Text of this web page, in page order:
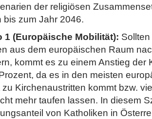
der religiösen
bis zum Jahr 2046.
1 (Europäische Mobilität):
aus dem europäischen Raum
kommt es zu einem Anstieg der
da es in den meisten
zu Kirchenaustritten kommt bzw.
mehr taufen lassen. In diesem
von Katholiken in